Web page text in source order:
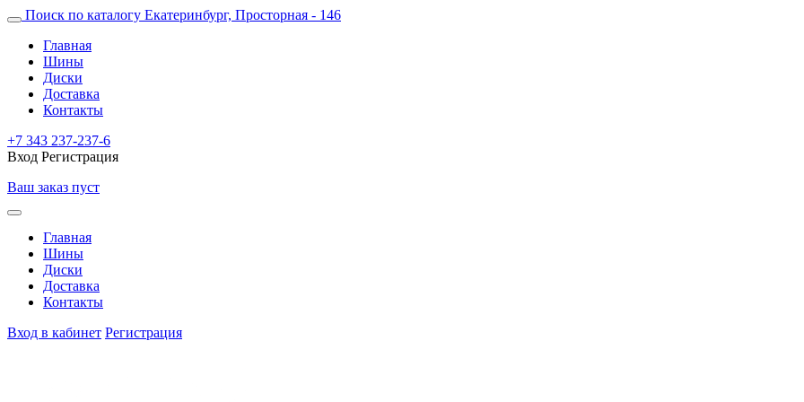
Поиск по каталогу Екатеринбург, Просторная - 146
Главная
Шины
Диски
Доставка
Контакты
+7 343 237-237-6
Вход Регистрация
Ваш заказ пуст
Главная
Шины
Диски
Доставка
Контакты
Вход в кабинет Регистрация